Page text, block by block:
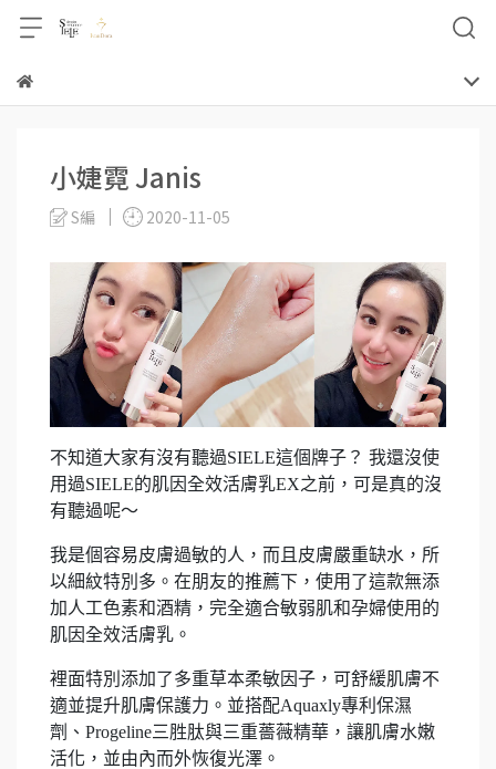
小婕霓 Janis
S編 2020-11-05
不知道大家有沒有聽過SIELE這個牌子？ 我還沒使
用過SIELE的肌因全效活膚乳EX之前，可是真的沒
有聽過呢～
我是個容易皮膚過敏的人，而且皮膚嚴重缺水，所
以細紋特別多。在朋友的推薦下，使用了這款無添
加人工色素和酒精，完全適合敏弱肌和孕婦使用的
肌因全效活膚乳。
裡面特別添加了多重草本柔敏因子，可舒緩肌膚不
適並提升肌膚保護力。並搭配Aquaxly專利保濕
劑、Progeline三胜肽與三重薔薇精華，讓肌膚水嫩
活化，並由內而外恢復光澤。